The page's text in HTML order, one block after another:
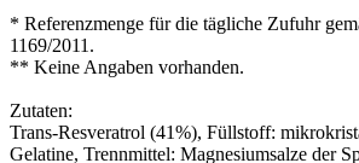
* Referenzmenge für die tägliche Zufuhr
1169/2011.
** Keine Angaben vorhanden.
Zutaten:
Trans-Resveratrol (41%), Füllstoff:
Gelatine, Trennmittel: Magnesiumsalze der